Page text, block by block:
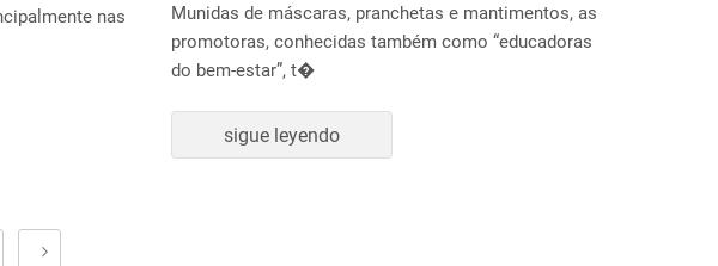
nas
Munidas de máscaras, pranchetas e mantimentos, as
promotoras, conhecidas também como “educadoras
do bem-estar”, t�
sigue leyendo